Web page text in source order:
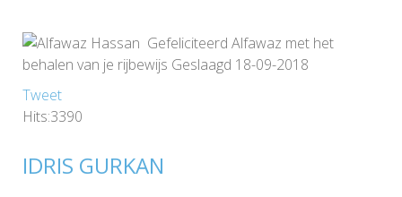
Gefeliciteerd Alfawaz met het
behalen van je rijbewijs Geslaagd 18-09-2018
Tweet
Hits:3390
IDRIS GURKAN